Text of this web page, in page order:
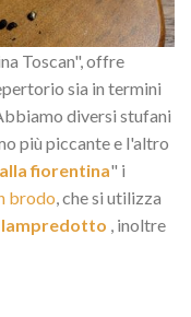
Toscan", offre
sia in termini
diversi stufani
più piccante e l'altro
fiorentina" i
brodo, che si utilizza
lampredotto , inoltre